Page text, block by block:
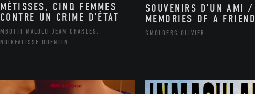
MÉTISSES, CINQ FEMMES
CONTRE UN CRIME D’ÉTAT
MBOTTI MALOLO JEAN-CHARLES,
NOIRFALISSE QUENTIN
SOUVENIRS D’UN AMI /
MEMORIES OF A FRIEND
SMOLDERS OLIVIER